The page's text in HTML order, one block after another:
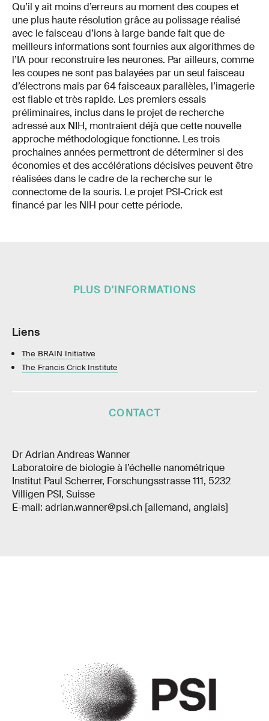
Qu’il y ait moins d’erreurs au moment des coupes et
une plus haute résolution grâce au polissage réalisé
avec le faisceau d’ions à large bande fait que de
meilleurs informations sont fournies aux algorithmes de
l’IA pour reconstruire les neurones. Par ailleurs, comme
les coupes ne sont pas balayées par un seul faisceau
d’électrons mais par 64 faisceaux parallèles, l’imagerie
est fiable et très rapide. Les premiers essais
préliminaires, inclus dans le projet de recherche
adressé aux NIH, montraient déjà que cette nouvelle
approche méthodologique fonctionne. Les trois
prochaines années permettront de déterminer si des
économies et des accélérations décisives peuvent être
réalisées dans le cadre de la recherche sur le
connectome de la souris. Le projet PSI-Crick est
financé par les NIH pour cette période.
PLUS D'INFORMATIONS
Liens
The BRAIN Initiative
The Francis Crick Institute
CONTACT
Dr Adrian Andreas Wanner
Laboratoire de biologie à l’échelle nanométrique
Institut Paul Scherrer, Forschungsstrasse 111, 5232
Villigen PSI, Suisse
E-mail: adrian.wanner@psi.ch [allemand, anglais]